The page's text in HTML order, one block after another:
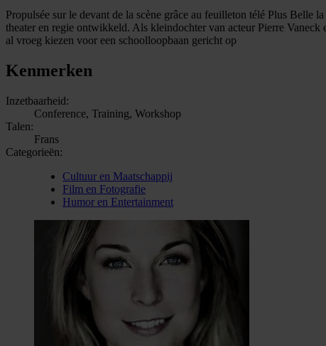
Propulsée sur le devant de la scène grâce au feuilleton télé Plus Belle
theater en regie ontwikkeld. Als kleindochter van acteur Pierre
al vroeg kiezen voor een schoolloopbaan gericht op
Kenmerken
Inzetbaarheid:
Conference, Training, Workshop
Talen:
Frans
Categorieën:
Cultuur en Maatschappij
Film en Fotografie
Humor en Entertainment